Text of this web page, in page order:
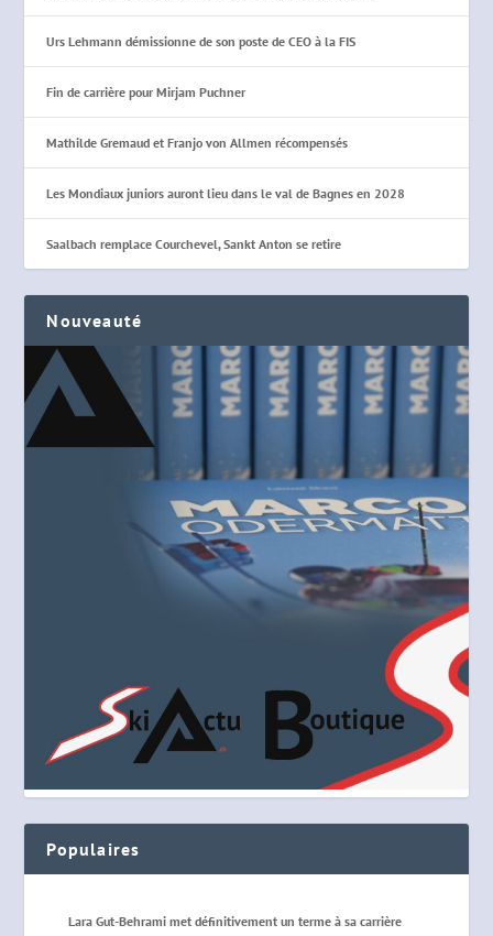
Urs Lehmann démissionne de son poste de CEO à la FIS
Fin de carrière pour Mirjam Puchner
Mathilde Gremaud et Franjo von Allmen récompensés
Les Mondiaux juniors auront lieu dans le val de Bagnes en 2028
Saalbach remplace Courchevel, Sankt Anton se retire
Nouveauté
Populaires
Lara Gut-Behrami met définitivement un terme à sa carrière